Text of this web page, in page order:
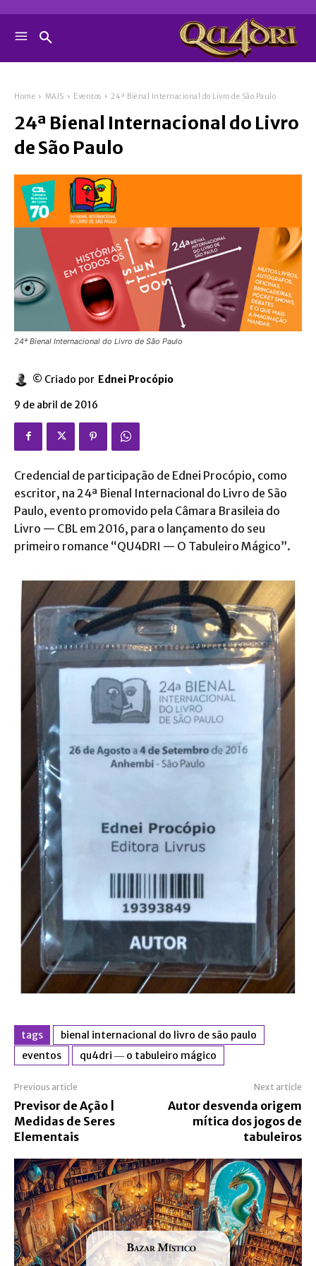
Home MAIS Eventos 24ª Bienal Internacional do Livro de São Paulo
24ª Bienal Internacional do Livro
de São Paulo
24ª Bienal Internacional do Livro de São Paulo
© Criado por Ednei Procópio
9 de abril de 2016
Credencial de participação de Ednei Procópio, como
escritor, na 24ª Bienal Internacional do Livro de São
Paulo, evento promovido pela Câmara Brasileia do
Livro — CBL em 2016, para o lançamento do seu
primeiro romance “QU4DRI — O Tabuleiro Mágico”.
tags
bienal internacional do livro de são paulo
eventos
qu4dri ― o tabuleiro mágico
Previous article
Previsor de Ação |
Medidas de Seres
Elementais
Next article
Autor desvenda origem
mítica dos jogos de
tabuleiros